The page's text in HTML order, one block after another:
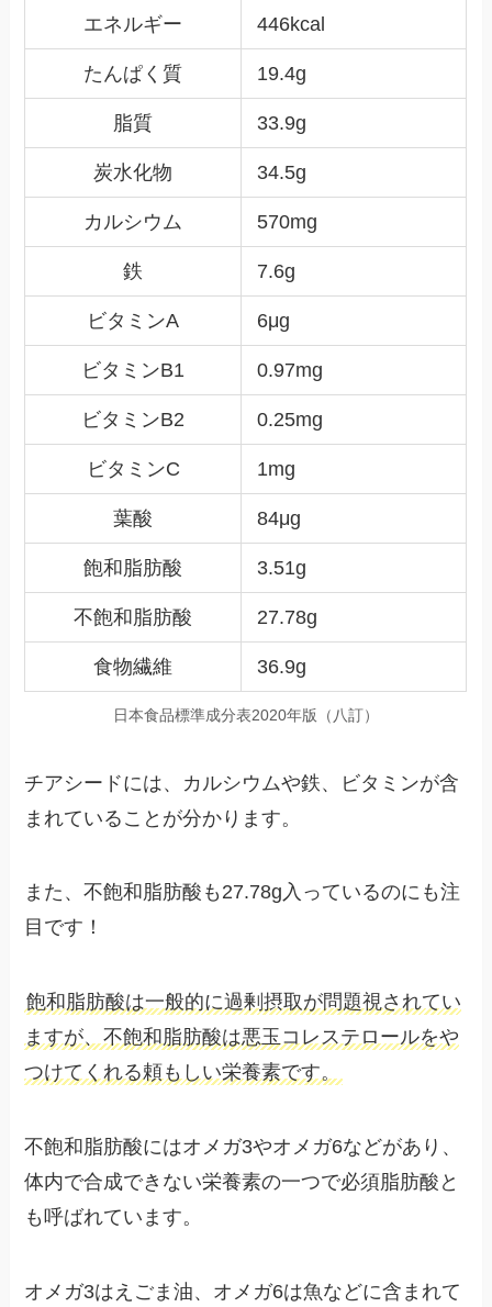
エネルギー 446kcal
たんぱく質 19.4g
脂質 33.9g
炭水化物 34.5g
カルシウム 570mg
鉄 7.6g
ビタミンA 6μg
ビタミンB1 0.97mg
ビタミンB2 0.25mg
ビタミンC 1mg
葉酸 84μg
飽和脂肪酸 3.51g
不飽和脂肪酸 27.78g
食物繊維 36.9g
日本食品標準成分表2020年版（八訂）
チアシードには、カルシウムや鉄、ビタミンが含
まれていることが分かります。
また、不飽和脂肪酸も27.78g入っているのにも注
目です！
飽和脂肪酸は一般的に過剰摂取が問題視されてい
ますが、不飽和脂肪酸は悪玉コレステロールをや
つけてくれる頼もしい栄養素です。
不飽和脂肪酸にはオメガ3やオメガ6などがあり、
体内で合成できない栄養素の一つで必須脂肪酸と
も呼ばれています。
オメガ3はえごま油、オメガ6は魚などに含まれて